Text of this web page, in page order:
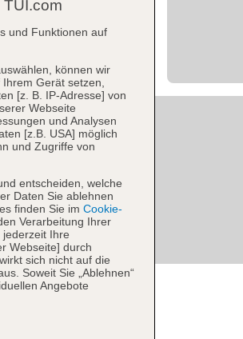
und Funktionen auf
können wir
Gerät setzen,
[z. B. IP-Adresse] von
Webseite
und Analysen
[z.B. USA] möglich
und Zugriffe von
entscheiden, welche
Daten Sie ablehnen
finden Sie im Cookie-
Verarbeitung Ihrer
jederzeit Ihre
Webseite] durch
sich nicht auf die
Soweit Sie „Ablehnen“
Angebote